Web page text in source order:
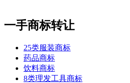
一手商标转让
25类服装商标
药品商标
饮料商标
8类理发工具商标